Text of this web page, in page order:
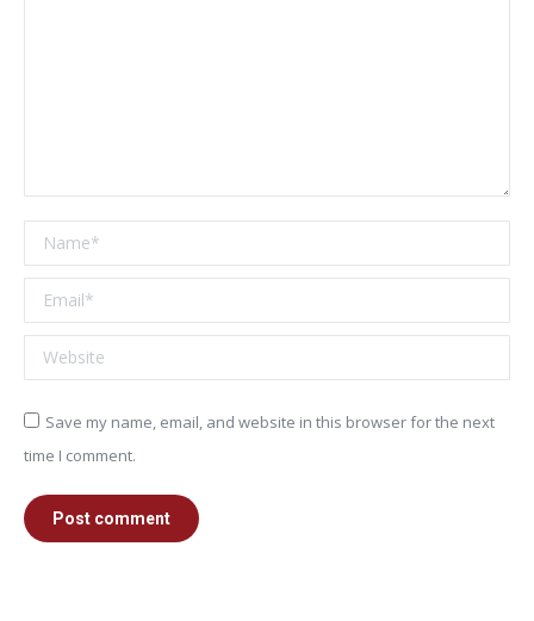
Name *
Email *
Website
Save my name, email, and website in this browser for the next
time I comment.
Post comment